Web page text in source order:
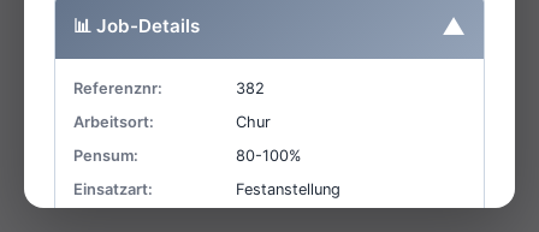
📊 Job-Details ▼
Referenznr:
382
Arbeitsort:
Chur
Pensum:
80-100%
Einsatzart:
Festanstellung